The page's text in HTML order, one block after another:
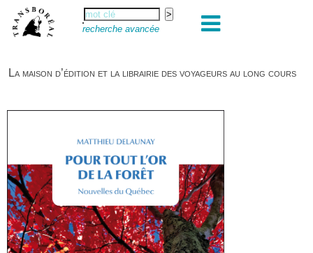
recherche avancée
La maison d’édition et la librairie des voyageurs au long cours